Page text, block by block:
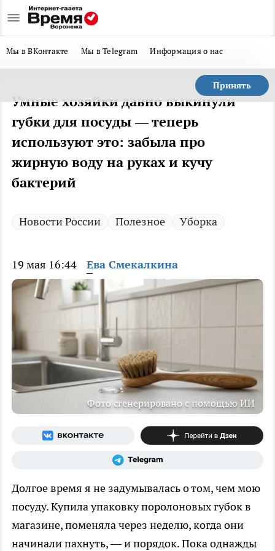
Мы в ВКонтакте Мы в Telegram Информация о нас
Принять
Умные хозяйки давно выкинули
губки для посуды — теперь
используют это: забыла про
жирную воду на руках и кучу
бактерий
Новости России Полезное Уборка
19 мая 16:44 Ева Смекалкина
Фото сгенерировано с помощью ИИ
Долгое время я не задумывалась о том, чем мою
посуду. Купила упаковку поролоновых губок в
магазине, поменяла через неделю, когда они
начинали пахнуть, — и порядок. Пока однажды